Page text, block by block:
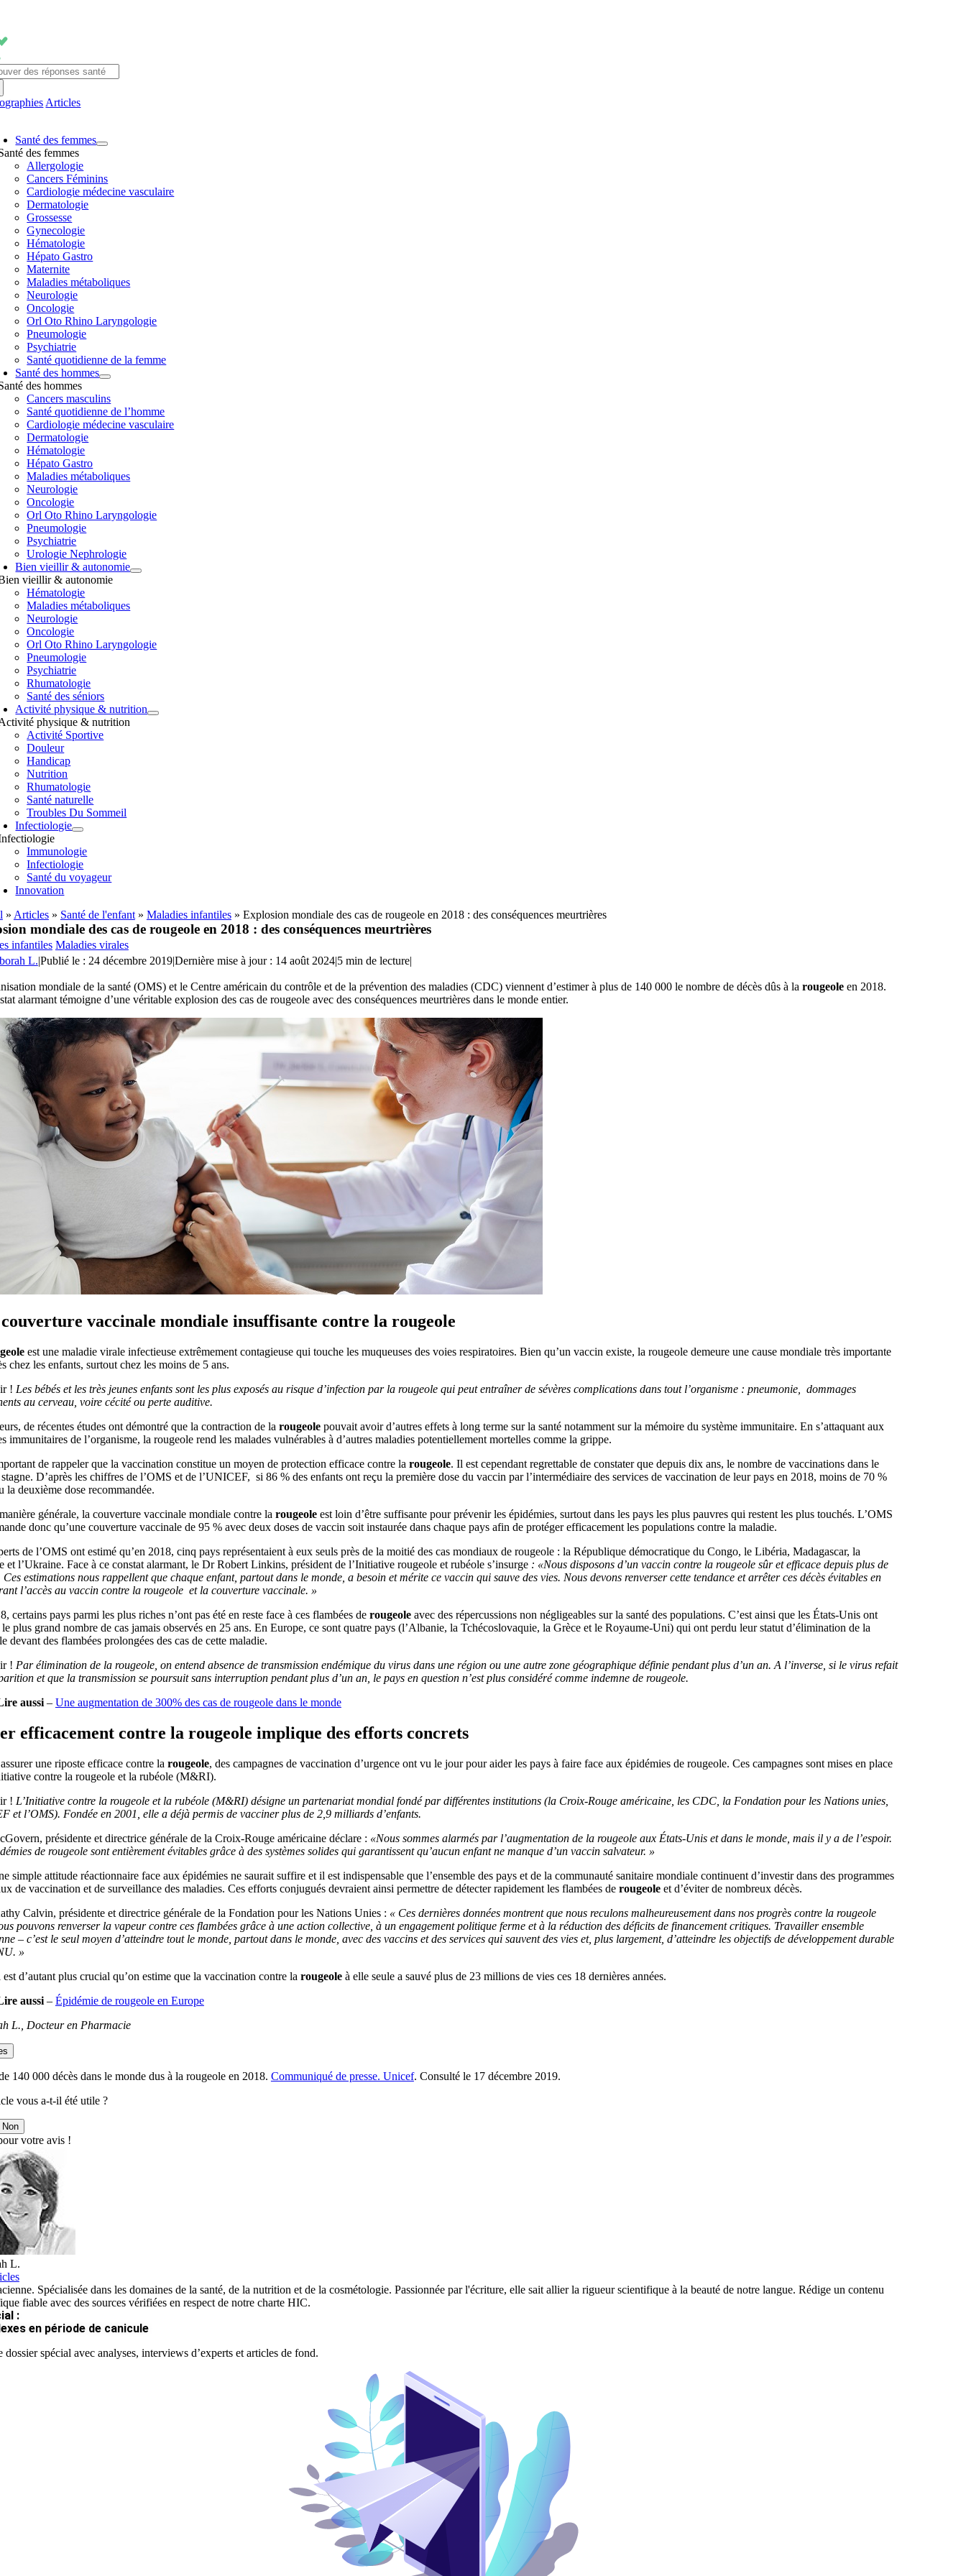
contenu
Articles
Santé des femmes
des femmes
Allergologie
Cancers Féminins
Cardiologie médecine vasculaire
Dermatologie
Grossesse
Gynecologie
Hématologie
Hépato Gastro
Maternite
Maladies métaboliques
Neurologie
Oncologie
Orl Oto Rhino Laryngologie
Pneumologie
Psychiatrie
Santé quotidienne de la femme
Santé des hommes
des hommes
Cancers masculins
Santé quotidienne de l’homme
Cardiologie médecine vasculaire
Dermatologie
Hématologie
Hépato Gastro
Maladies métaboliques
Neurologie
Oncologie
Orl Oto Rhino Laryngologie
Pneumologie
Psychiatrie
Urologie Nephrologie
Bien vieillir & autonomie
vieillir & autonomie
Hématologie
Maladies métaboliques
Neurologie
Oncologie
Orl Oto Rhino Laryngologie
Pneumologie
Psychiatrie
Rhumatologie
Santé des séniors
Activité physique & nutrition
physique & nutrition
Activité Sportive
Douleur
Handicap
Nutrition
Rhumatologie
Santé naturelle
Troubles Du Sommeil
Infectiologie
Immunologie
Infectiologie
Santé du voyageur
Innovation
» Articles» Santé de l'enfant» Maladies infantiles» Explosion mondiale des cas de rougeole en 2018 : des conséquences meurtrières
mondiale des cas de rougeole en 2018 : des conséquences meurtrières
infantiles Maladies virales
L.|Publié le : 24 décembre 2019|Dernière mise à jour : 14 août 2024|5 min de lecture|
mondiale de la santé (OMS) et le Centre américain du contrôle et de la prévention des maladies (CDC) viennent d’estimer à plus de 140 000 le nombre de décès dûs à la rougeoleen 2018.
alarmant témoigne d’une véritable explosion des cas de rougeole avec des conséquences meurtrières dans le monde entier.
vaccinale mondiale insuffisante contre la rougeole
est une maladie virale infectieuse extrêmement contagieuse qui touche les muqueuses des voies respiratoires. Bien qu’un vaccin existe, la rougeole demeure une cause mondiale très importante
chez les enfants, surtout chez les moins de 5 ans.
! Les bébés et les très jeunes enfants sont les plus exposés au risque d’infection par la rougeole qui peut entraîner de sévères complications dans tout l’organisme : pneumonie, dommages
au cerveau, voire cécité ou perte auditive.
de récentes études ont démontré que la contraction de la rougeolepouvait avoir d’autres effets à long terme sur la santé notamment sur la mémoire du système immunitaire. En s’attaquant aux
immunitaires de l’organisme, la rougeole rend les malades vulnérables à d’autres maladies potentiellement mortelles comme la grippe.
de rappeler que la vaccination constitue un moyen de protection efficace contre la rougeole. Il est cependant regrettable de constater que depuis dix ans, le nombre de vaccinations dans le
D’après les chiffres de l’OMS et de l’UNICEF, si 86 % des enfants ont reçu la première dose du vaccin par l’intermédiaire des services de vaccination de leur pays en 2018, moins de 70 %
la deuxième dose recommandée.
générale, la couverture vaccinale mondiale contre la rougeoleest loin d’être suffisante pour prévenir les épidémies, surtout dans les pays les plus pauvres qui restent les plus touchés. L’OMS
donc qu’une couverture vaccinale de 95 % avec deux doses de vaccin soit instaurée dans chaque pays afin de protéger efficacement les populations contre la maladie.
de l’OMS ont estimé qu’en 2018, cinq pays représentaient à eux seuls près de la moitié des cas mondiaux de rougeole : la République démocratique du Congo, le Libéria, Madagascar, la
et l’Ukraine. Face à ce constat alarmant, le Dr Robert Linkins, président de l’Initiative rougeole et rubéole s’insurge: «Nous disposons d’un vaccin contre la rougeole sûr et efficace depuis plus de
Ces estimations nous rappellent que chaque enfant, partout dans le monde, a besoin et mérite ce vaccin qui sauve des vies. Nous devons renverser cette tendance et arrêter ces décès évitables en
l’accès au vaccin contre la rougeole et la couverture vaccinale. »
certains pays parmi les plus riches n’ont pas été en reste face à ces flambées de rougeoleavec des répercussions non négligeables sur la santé des populations. C’est ainsi que les États-Unis ont
plus grand nombre de cas jamais observés en 25 ans. En Europe, ce sont quatre pays (l’Albanie, la Tchécoslovaquie, la Grèce et le Royaume-Uni) qui ont perdu leur statut d’élimination de la
devant des flambées prolongées des cas de cette maladie.
! Par élimination de la rougeole, on entend absence de transmission endémique du virus dans une région ou une autre zone géographique définie pendant plus d’un an. A l’inverse, si le virus refait
et que la transmission se poursuit sans interruption pendant plus d’un an, le pays en question n’est plus considéré comme indemne de rougeole.
aussi– Une augmentation de 300% des cas de rougeole dans le monde
efficacement contre la rougeole implique des efforts concrets
une riposte efficace contre la rougeole, des campagnes de vaccination d’urgence ont vu le jour pour aider les pays à faire face aux épidémies de rougeole. Ces campagnes sont mises en place
contre la rougeole et la rubéole (M&RI).
! L’Initiative contre la rougeole et la rubéole (M&RI) désigne un partenariat mondial fondé par différentes institutions (la Croix-Rouge américaine, les CDC, la Fondation pour les Nations unies,
et l’OMS). Fondée en 2001, elle a déjà permis de vacciner plus de 2,9 milliards d’enfants.
présidente et directrice générale de la Croix-Rouge américaine déclare : «Nous sommes alarmés par l’augmentation de la rougeole aux États-Unis et dans le monde, mais il y a de l’espoir.
de rougeole sont entièrement évitables grâce à des systèmes solides qui garantissent qu’aucun enfant ne manque d’un vaccin salvateur. »
simple attitude réactionnaire face aux épidémies ne saurait suffire et il est indispensable que l’ensemble des pays et de la communauté sanitaire mondiale continuent d’investir dans des programmes
de vaccination et de surveillance des maladies. Ces efforts conjugués devraient ainsi permettre de détecter rapidement les flambées de rougeoleet d’éviter de nombreux décès.
Calvin, présidente et directrice générale de la Fondation pour les Nations Unies : « Ces dernières données montrent que nous reculons malheureusement dans nos progrès contre la rougeole
pouvons renverser la vapeur contre ces flambées grâce à une action collective, à un engagement politique ferme et à la réduction des déficits de financement critiques. Travailler ensemble
– c’est le seul moyen d’atteindre tout le monde, partout dans le monde, avec des vaccins et des services qui sauvent des vies et, plus largement, d’atteindre les objectifs de développement durable
»
d’autant plus crucial qu’on estime que la vaccination contre la rougeoleà elle seule a sauvé plus de 23 millions de vies ces 18 dernières années.
aussi– Épidémie de rougeole en Europe
L., Docteur en Pharmacie
140 000 décès dans le monde dus à la rougeole en 2018. Communiqué de presse. Unicef. Consulté le 17 décembre 2019.
vous a-t-il été utile ?
Non
votre avis !
L.
Spécialisée dans les domaines de la santé, de la nutrition et de la cosmétologie. Passionnée par l'écriture, elle sait allier la rigueur scientifique à la beauté de notre langue. Rédige un contenu
fiable avec des sources vérifiées en respect de notre charte HIC.
:
en période de canicule
dossier spécial avec analyses, interviews d’experts et articles de fond.